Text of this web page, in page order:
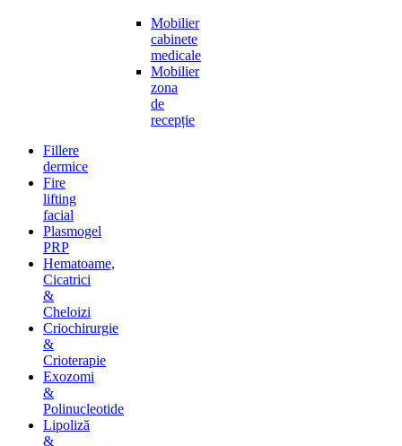
Mobilier
cabinete
medicale
Mobilier
zona
de
recepție
Fillere
dermice
Fire
lifting
facial
Plasmogel
PRP
Hematoame,
Cicatrici
&
Cheloizi
Criochirurgie
&
Crioterapie
Exozomi
&
Polinucleotide
Lipoliză
&